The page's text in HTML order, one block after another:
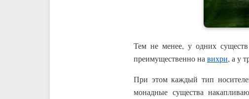
Тем не менее, у одних
преимущественно навихри, а у
При этом каждый тип
монадные существа